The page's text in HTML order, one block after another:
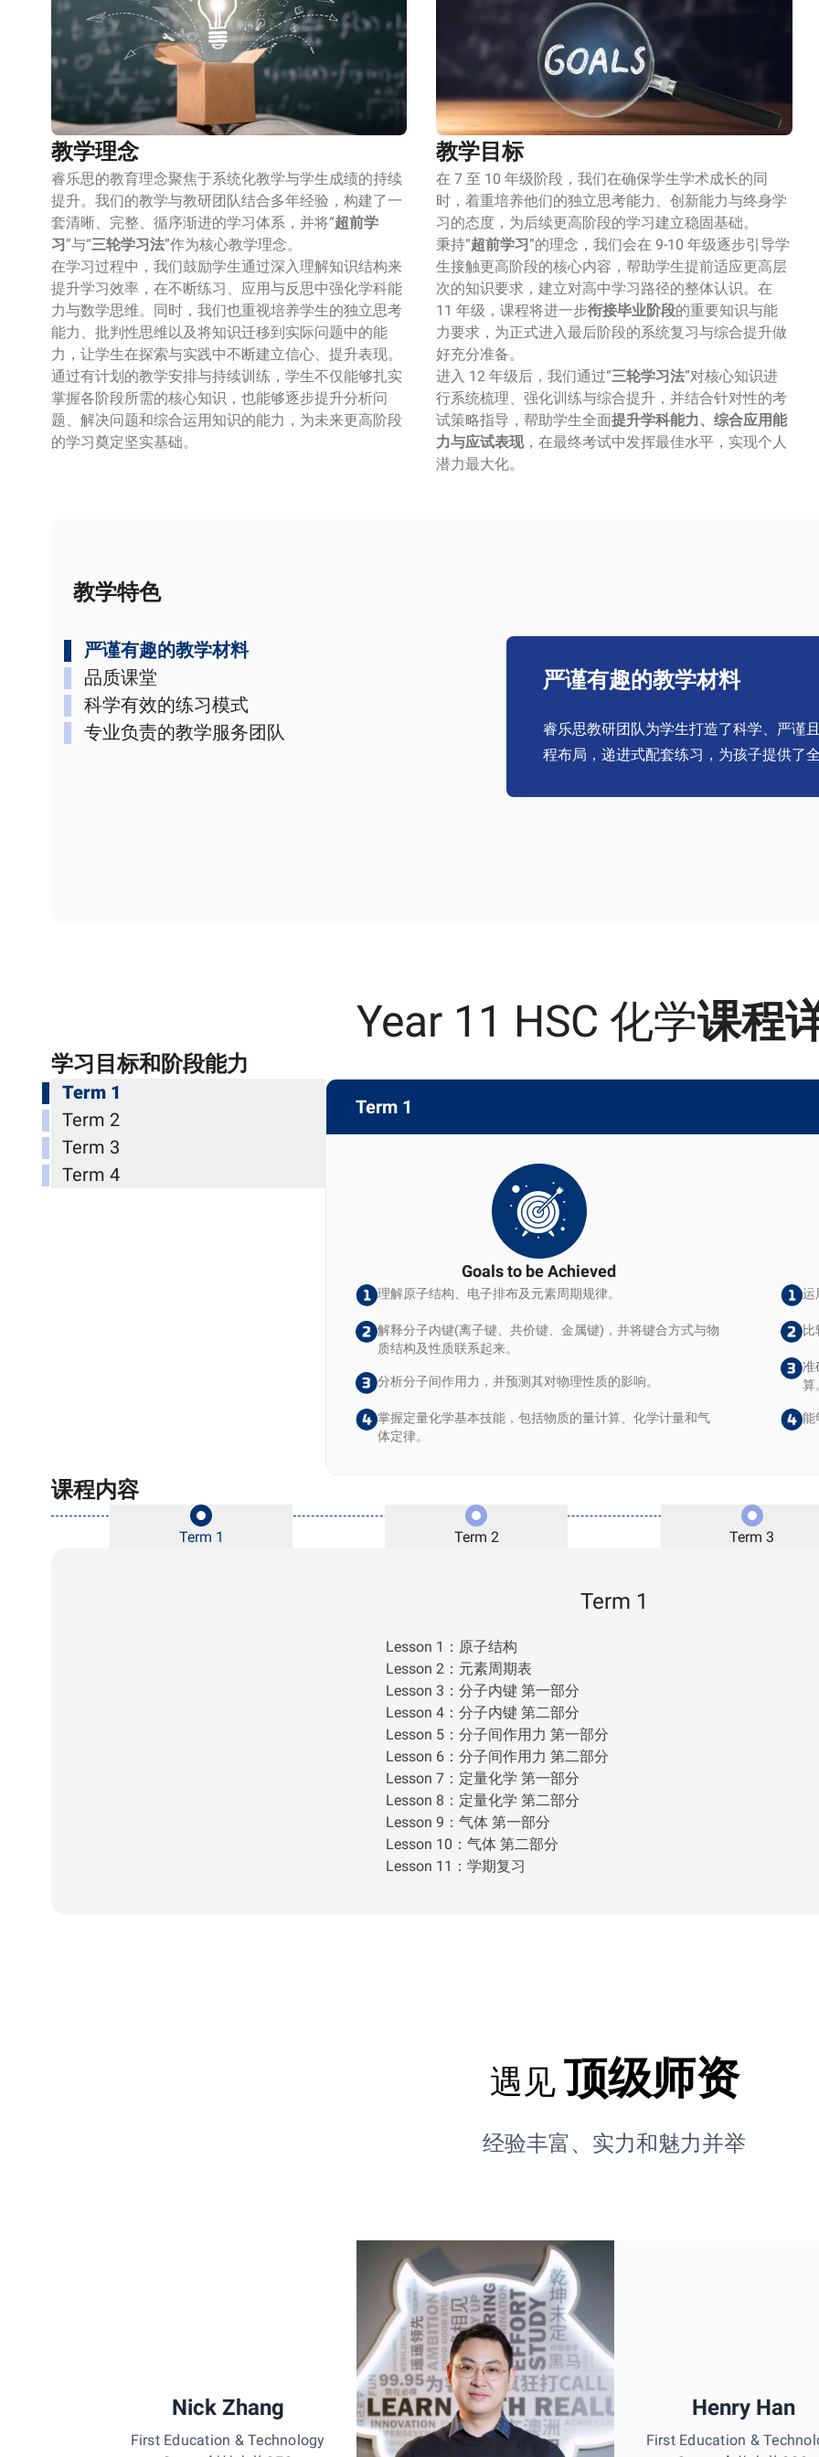
教学理念
睿乐思的教育理念聚焦于系统化教学与学生成绩的持续
提升。我们的教学与教研团队结合多年经验，构建了一
套清晰、完整、循序渐进的学习体系，并将“超前学
习”与“三轮学习法”作为核心教学理念。
在学习过程中，我们鼓励学生通过深入理解知识结构来
提升学习效率，在不断练习、应用与反思中强化学科能
力与数学思维。同时，我们也重视培养学生的独立思考
能力、批判性思维以及将知识迁移到实际问题中的能
力，让学生在探索与实践中不断建立信心、提升表现。
通过有计划的教学安排与持续训练，学生不仅能够扎实
掌握各阶段所需的核心知识，也能够逐步提升分析问
题、解决问题和综合运用知识的能力，为未来更高阶段
的学习奠定坚实基础。
教学目标
在 7 至 10 年级阶段，我们在确保学生学术成长的同
时，着重培养他们的独立思考能力、创新能力与终身学
习的态度，为后续更高阶段的学习建立稳固基础。
秉持“超前学习”的理念，我们会在 9-10 年级逐步引导学
生接触更高阶段的核心内容，帮助学生提前适应更高层
次的知识要求，建立对高中学习路径的整体认识。在
11 年级，课程将进一步衔接毕业阶段的重要知识与能
力要求，为正式进入最后阶段的系统复习与综合提升做
好充分准备。
进入 12 年级后，我们通过“三轮学习法”对核心知识进
行系统梳理、强化训练与综合提升，并结合针对性的考
试策略指导，帮助学生全面提升学科能力、综合应用能
力与应试表现，在最终考试中发挥最佳水平，实现个人
潜力最大化。
教学特色
严谨有趣的教学材料
品质课堂
科学有效的练习模式
专业负责的教学服务团队
严谨有趣的教学材料
睿乐思教研团队为学生打造了科学、严谨
程布局，递进式配套练习，为孩子提供了
Year 11 HSC 化学课程
学习目标和阶段能力
Term 1
Term 2
Term 3
Term 4
Term 1
Goals to be Achieved
理解原子结构、电子排布及元素周期规律。
解释分子内键(离子键、共价键、金属键)，并将键合方式与物
质结构及性质联系起来。
分析分子间作用力，并预测其对物理性质的影响。
掌握定量化学基本技能，包括物质的量计算、化学计量和气
体定律。
运
准
算
能
课程内容
Term 1 Term 2 Term 3
Term 1
Lesson 1：原子结构
Lesson 2：元素周期表
Lesson 3：分子内键 第一部分
Lesson 4：分子内键 第二部分
Lesson 5：分子间作用力 第一部分
Lesson 6：分子间作用力 第二部分
Lesson 7：定量化学 第一部分
Lesson 8：定量化学 第二部分
Lesson 9：气体 第一部分
Lesson 10：气体 第二部分
Lesson 11：学期复习
遇见 顶级师资
经验丰富、实力和魅力并举
Nick Zhang
First Education & Technology
Henry Han
First Education &